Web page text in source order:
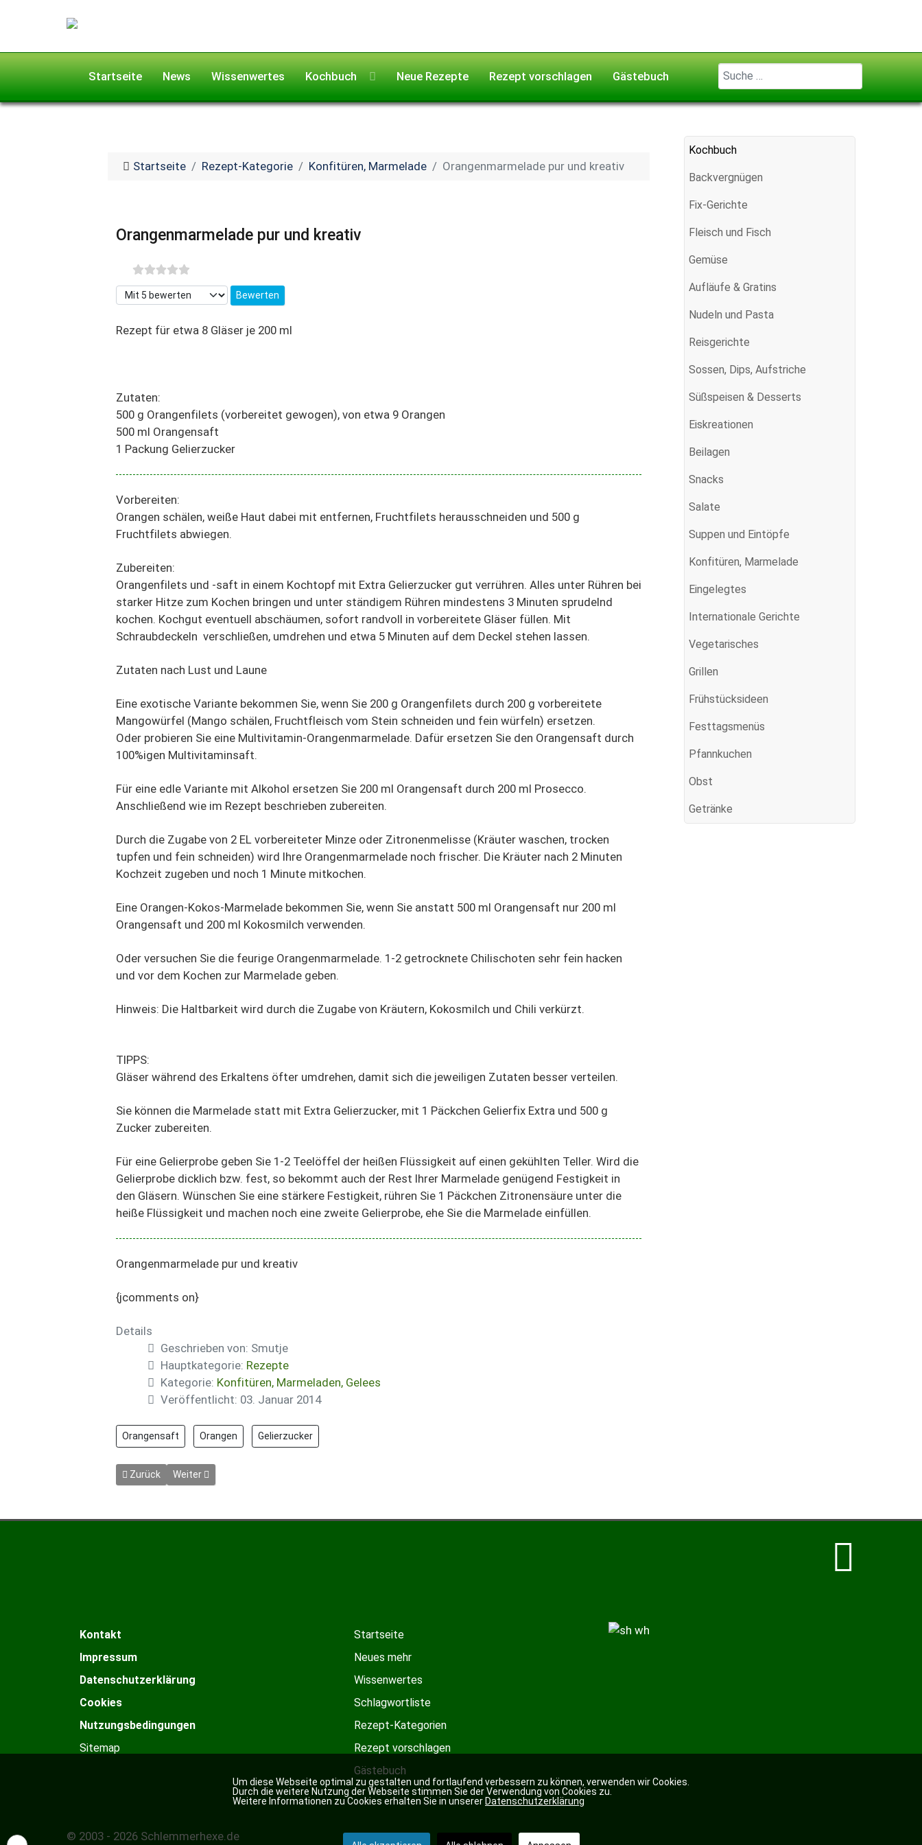
Startseite News Wissenwertes Kochbuch Neue Rezepte Rezept vorschlagen Gästebuch
Startseite Rezept-Kategorie Konfitüren, Marmelade Orangenmarmelade pur und kreativ
Orangenmarmelade pur und kreativ
Bitte bewerten
Rezept für etwa 8 Gläser je 200 ml
Zutaten:
500 g Orangenfilets (vorbereitet gewogen), von etwa 9 Orangen
500 ml Orangensaft
1 Packung Gelierzucker
Vorbereiten:
Orangen schälen, weiße Haut dabei mit entfernen, Fruchtfilets herausschneiden und 500 g
Fruchtfilets abwiegen.
Zubereiten:
Orangenfilets und -saft in einem Kochtopf mit Extra Gelierzucker gut verrühren. Alles unter Rühren bei
starker Hitze zum Kochen bringen und unter ständigem Rühren mindestens 3 Minuten sprudelnd
kochen. Kochgut eventuell abschäumen, sofort randvoll in vorbereitete Gläser füllen. Mit
Schraubdeckeln verschließen, umdrehen und etwa 5 Minuten auf dem Deckel stehen lassen.
Zutaten nach Lust und Laune
Eine exotische Variante bekommen Sie, wenn Sie 200 g Orangenfilets durch 200 g vorbereitete
Mangowürfel (Mango schälen, Fruchtfleisch vom Stein schneiden und fein würfeln) ersetzen.
Oder probieren Sie eine Multivitamin-Orangenmarmelade. Dafür ersetzen Sie den Orangensaft durch
100%igen Multivitaminsaft.
Für eine edle Variante mit Alkohol ersetzen Sie 200 ml Orangensaft durch 200 ml Prosecco.
Anschließend wie im Rezept beschrieben zubereiten.
Durch die Zugabe von 2 EL vorbereiteter Minze oder Zitronenmelisse (Kräuter waschen, trocken
tupfen und fein schneiden) wird Ihre Orangenmarmelade noch frischer. Die Kräuter nach 2 Minuten
Kochzeit zugeben und noch 1 Minute mitkochen.
Eine Orangen-Kokos-Marmelade bekommen Sie, wenn Sie anstatt 500 ml Orangensaft nur 200 ml
Orangensaft und 200 ml Kokosmilch verwenden.
Oder versuchen Sie die feurige Orangenmarmelade. 1-2 getrocknete Chilischoten sehr fein hacken
und vor dem Kochen zur Marmelade geben.
Hinweis: Die Haltbarkeit wird durch die Zugabe von Kräutern, Kokosmilch und Chili verkürzt.
TIPPS:
Gläser während des Erkaltens öfter umdrehen, damit sich die jeweiligen Zutaten besser verteilen.
Sie können die Marmelade statt mit Extra Gelierzucker, mit 1 Päckchen Gelierfix Extra und 500 g
Zucker zubereiten.
Für eine Gelierprobe geben Sie 1-2 Teelöffel der heißen Flüssigkeit auf einen gekühlten Teller. Wird die
Gelierprobe dicklich bzw. fest, so bekommt auch der Rest Ihrer Marmelade genügend Festigkeit in
den Gläsern. Wünschen Sie eine stärkere Festigkeit, rühren Sie 1 Päckchen Zitronensäure unter die
heiße Flüssigkeit und machen noch eine zweite Gelierprobe, ehe Sie die Marmelade einfüllen.
Orangenmarmelade pur und kreativ
{jcomments on}
Details
Geschrieben von: Smutje
Hauptkategorie: Rezepte
Kategorie: Konfitüren, Marmeladen, Gelees
Veröffentlicht: 03. Januar 2014
Orangensaft Orangen Gelierzucker
Vorheriger Beitrag: Orangen-Ingwer-Marmelade
Zurück Nächster Beitrag: Quitten-Gelee
Weiter
Kochbuch
Backvergnügen
Fix-Gerichte
Fleisch und Fisch
Gemüse
Aufläufe & Gratins
Nudeln und Pasta
Reisgerichte
Sossen, Dips, Aufstriche
Süßspeisen & Desserts
Eiskreationen
Beilagen
Snacks
Salate
Suppen und Eintöpfe
Konfitüren, Marmelade
Eingelegtes
Internationale Gerichte
Vegetarisches
Grillen
Frühstücksideen
Festtagsmenüs
Pfannkuchen
Obst
Getränke
Kontakt
Impressum
Datenschutzerklärung
Cookies
Nutzungsbedingungen
Sitemap
Startseite
Neues mehr
Wissenwertes
Schlagwortliste
Rezept-Kategorien
Rezept vorschlagen
Gästebuch
© 2003 - 2026 Schlemmerhexe.de
Um diese Webseite optimal zu gestalten und fortlaufend verbessern zu können, verwenden wir Cookies.
Durch die weitere Nutzung der Webseite stimmen Sie der Verwendung von Cookies zu.
Weitere Informationen zu Cookies erhalten Sie in unserer Datenschutzerklärung